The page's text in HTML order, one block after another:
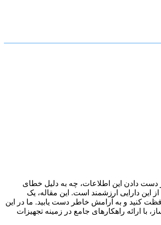
دست دادن این اطلاعات، چه به دلیل خطای
این دارایی ارزشمند است. این مقاله، یک
کنید و به آرامش خاطر دست یابید. ما در این
با ارائه راهکارهای جامع در زمینه تجهیزات